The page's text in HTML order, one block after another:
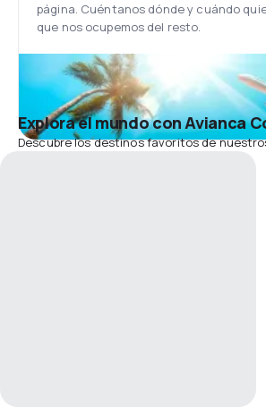
página. Cuéntanos dónde y cuándo
que nos ocupemos del resto.
Explora el mundo con Avianca
Descubre los destinos favoritos de